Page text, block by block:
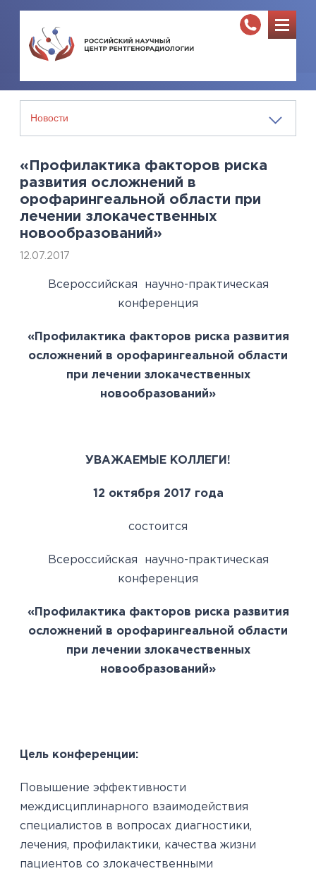
«Профилактика факторов риска
развития осложнений в
орофарингеальной области при
лечении злокачественных
новообразований»
12.07.2017
Всероссийская научно-практическая
конференция
«Профилактика факторов риска развития
осложнений в орофарингеальной области
при лечении злокачественных
новообразований»
УВАЖАЕМЫЕ КОЛЛЕГИ!
12 октября 2017 года
состоится
Всероссийская научно-практическая
конференция
«Профилактика факторов риска развития
осложнений в орофарингеальной области
при лечении злокачественных
новообразований»
Цель конференции:
Повышение эффективности
междисциплинарного взаимодействия
специалистов в вопросах диагностики,
лечения, профилактики, качества жизни
пациентов со злокачественными